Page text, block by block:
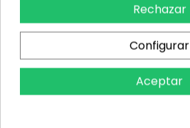
Información
Detalles del producto
Rechazar
Configurar
Aceptar